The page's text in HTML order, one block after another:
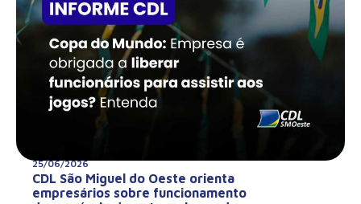
25/06/2026
CDL São Miguel do Oeste orienta
empresários sobre funcionamento